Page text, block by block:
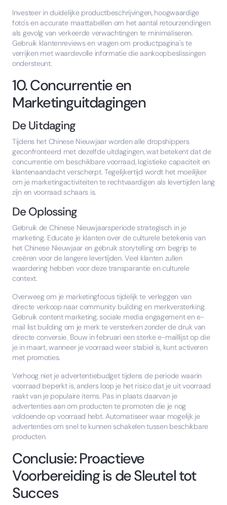
Investeer in duidelijke productbeschrijvingen, hoogwaardige
foto's en accurate maattabellen om het aantal retourzendingen
als gevolg van verkeerde verwachtingen te minimaliseren.
Gebruik klantenreviews en vragen om productpagina's te
verrijken met waardevolle informatie die aankoopbeslissingen
ondersteunt.
10. Concurrentie en
Marketinguitdagingen
De Uitdaging
Tijdens het Chinese Nieuwjaar worden alle dropshippers
geconfronteerd met dezelfde uitdagingen, wat betekent dat de
concurrentie om beschikbare voorraad, logistieke capaciteit en
klantenaandacht verscherpt. Tegelijkertijd wordt het moeilijker
om je marketingactiviteiten te rechtvaardigen als levertijden lang
zijn en voorraad schaars is.
De Oplossing
Gebruik de Chinese Nieuwjaarsperiode strategisch in je
marketing. Educate je klanten over de culturele betekenis van
het Chinese Nieuwjaar en gebruik storytelling om begrip te
creëren voor de langere levertijden. Veel klanten zullen
waardering hebben voor deze transparantie en culturele
context.
Overweeg om je marketingfocus tijdelijk te verleggen van
directe verkoop naar community building en merkversterking.
Gebruik content marketing, sociale media engagement en e-
mail list building om je merk te versterken zonder de druk van
directe conversie. Bouw in februari een sterke e-maillijst op die
je in maart, wanneer je voorraad weer stabiel is, kunt activeren
met promoties.
Verhoog niet je advertentiebudget tijdens de periode waarin
voorraad beperkt is, anders loop je het risico dat je uit voorraad
raakt van je populaire items. Pas in plaats daarvan je
advertenties aan om producten te promoten die je nog
voldoende op voorraad hebt. Automatiseer waar mogelijk je
advertenties om snel te kunnen schakelen tussen beschikbare
producten.
Conclusie: Proactieve
Voorbereiding is de Sleutel tot
Succes